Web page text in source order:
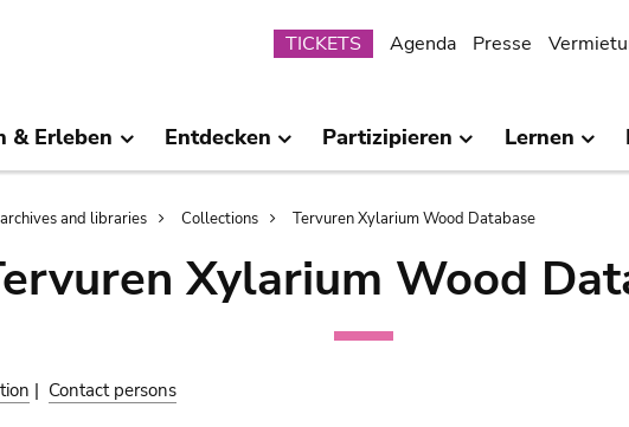
Submenu
TICKETS Agenda Presse
& Erleben Entdecken Partizipieren Lernen
and libraries Collections Tervuren Xylarium Wood Database
Xylarium Wood
| Contact persons